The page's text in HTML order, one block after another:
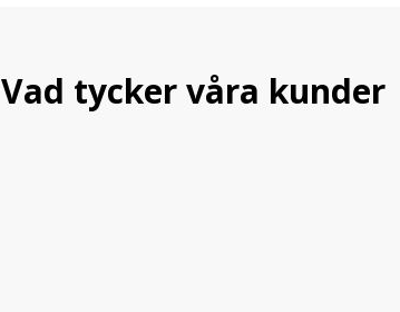
Vad tycker våra kunder